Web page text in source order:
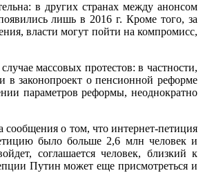
в других странах между анонсом
лишь в 2016 г. Кроме того, за
власти могут пойти на компромисс,
массовых протестов: в частности,
законопроект о пенсионной реформе
параметров реформы, неоднократно
о том, что интернет-петиция
было больше 2,6 млн человек и
соглашается человек, близкий к
Путин может еще присмотреться и